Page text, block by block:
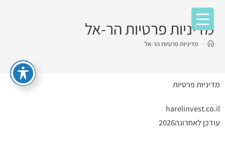
מדיניות פרטיות הר-אל
> מדיניות פרטיות הר-אל
מדיניות פרטיות
harelinvest.co.il
עודכן לאחרונה2026